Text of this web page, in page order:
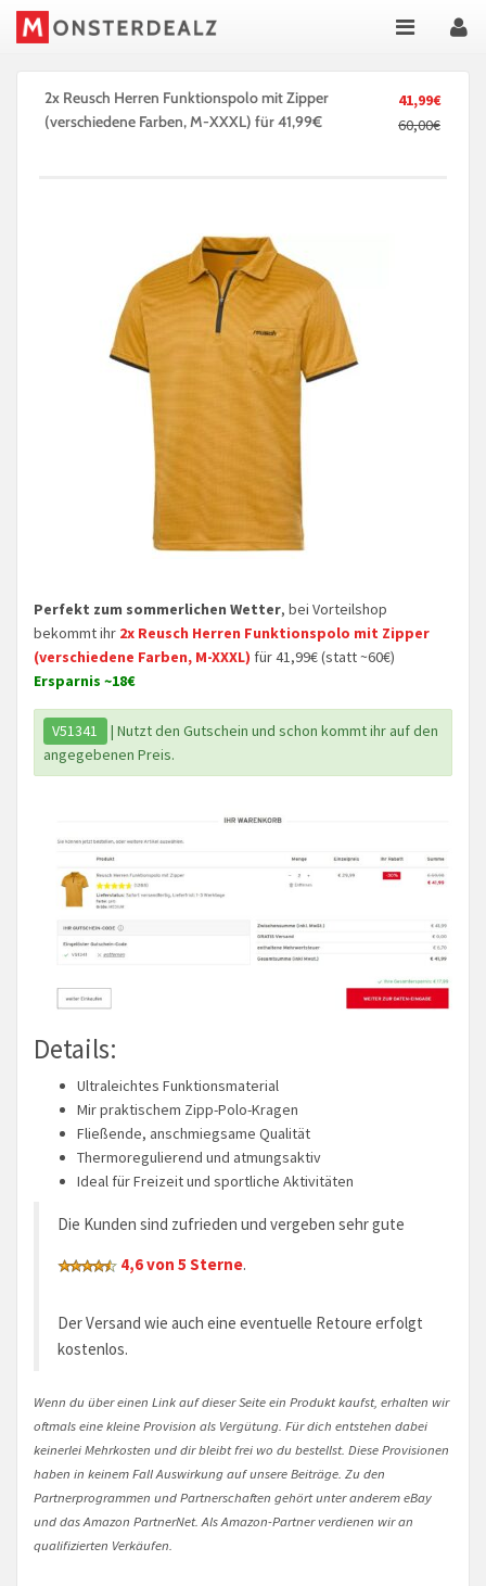
41,99€
60,00€
2x Reusch Herren Funktionspolo mit Zipper
(verschiedene Farben, M-XXXL) für 41,99€
Perfekt zum sommerlichen Wetter, bei Vorteilshop
bekommt ihr 2x Reusch Herren Funktionspolo mit Zipper
(verschiedene Farben, M-XXXL) für 41,99€ (statt ~60€)
Ersparnis ~18€
V51341
| Nutzt den Gutschein und schon kommt ihr auf den
angegebenen Preis.
Details:
Ultraleichtes Funktionsmaterial
Mir praktischem Zipp-Polo-Kragen
Fließende, anschmiegsame Qualität
Thermoregulierend und atmungsaktiv
Ideal für Freizeit und sportliche Aktivitäten
Die Kunden sind zufrieden und vergeben sehr gute
4,6 von 5 Sterne.
Der Versand wie auch eine eventuelle Retoure erfolgt
kostenlos.
Wenn du über einen Link auf dieser Seite ein Produkt kaufst, erhalten wir
oftmals eine kleine Provision als Vergütung. Für dich entstehen dabei
keinerlei Mehrkosten und dir bleibt frei wo du bestellst. Diese Provisionen
haben in keinem Fall Auswirkung auf unsere Beiträge. Zu den
Partnerprogrammen und Partnerschaften gehört unter anderem eBay
und das Amazon PartnerNet. Als Amazon-Partner verdienen wir an
qualifizierten Verkäufen.